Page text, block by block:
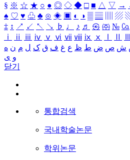
§ ※ ☆ ★ ○ ● ◎ ◇ ◆ □ ■ △ ▽ →
♠ ♡ ♥ ♧ ♣ ⊙ ◈ ▣ ◐ ◑ ▒ ▤ ▨
‡ ↕ ↗ ↙ ↖ ↘ ♭ ♩ ♪ ♬ ㉿ ㈜ № ㏇
ⅰ
ⅱ ⅲ ⅳ ⅴ ⅵ ⅶ ⅷ ⅸ ⅹ
ش ص ض ط ظ ع غ ف ق ک ل م ن ه
و ی
닫기
통합검색
국내학술논문
학위논문